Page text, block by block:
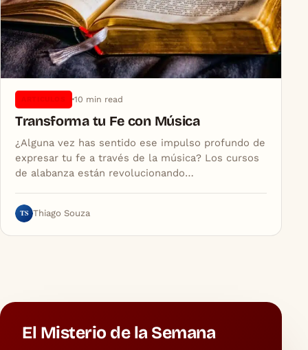
10 min read
Transforma tu Fe con Música
¿Alguna vez has sentido ese impulso profundo de
expresar tu fe a través de la música? Los cursos
de alabanza están revolucionando…
TS Thiago Souza
El Misterio de la Semana